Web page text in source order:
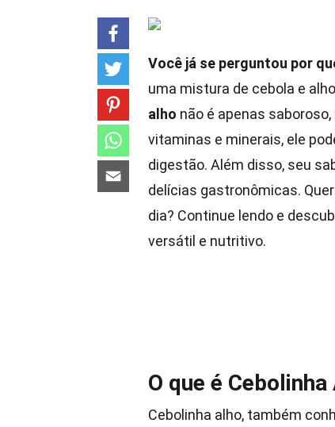
Você já se perguntou por
uma mistura de cebola e
alho não é apenas
vitaminas e minerais, ele
digestão. Além disso, seu
delícias gastronômicas.
dia? Continue lendo e
versátil e nutritivo.
O que é Cebolinha
Cebolinha alho, também